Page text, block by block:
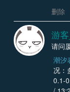
删除
游
请问
潮汐
况：
0.1-